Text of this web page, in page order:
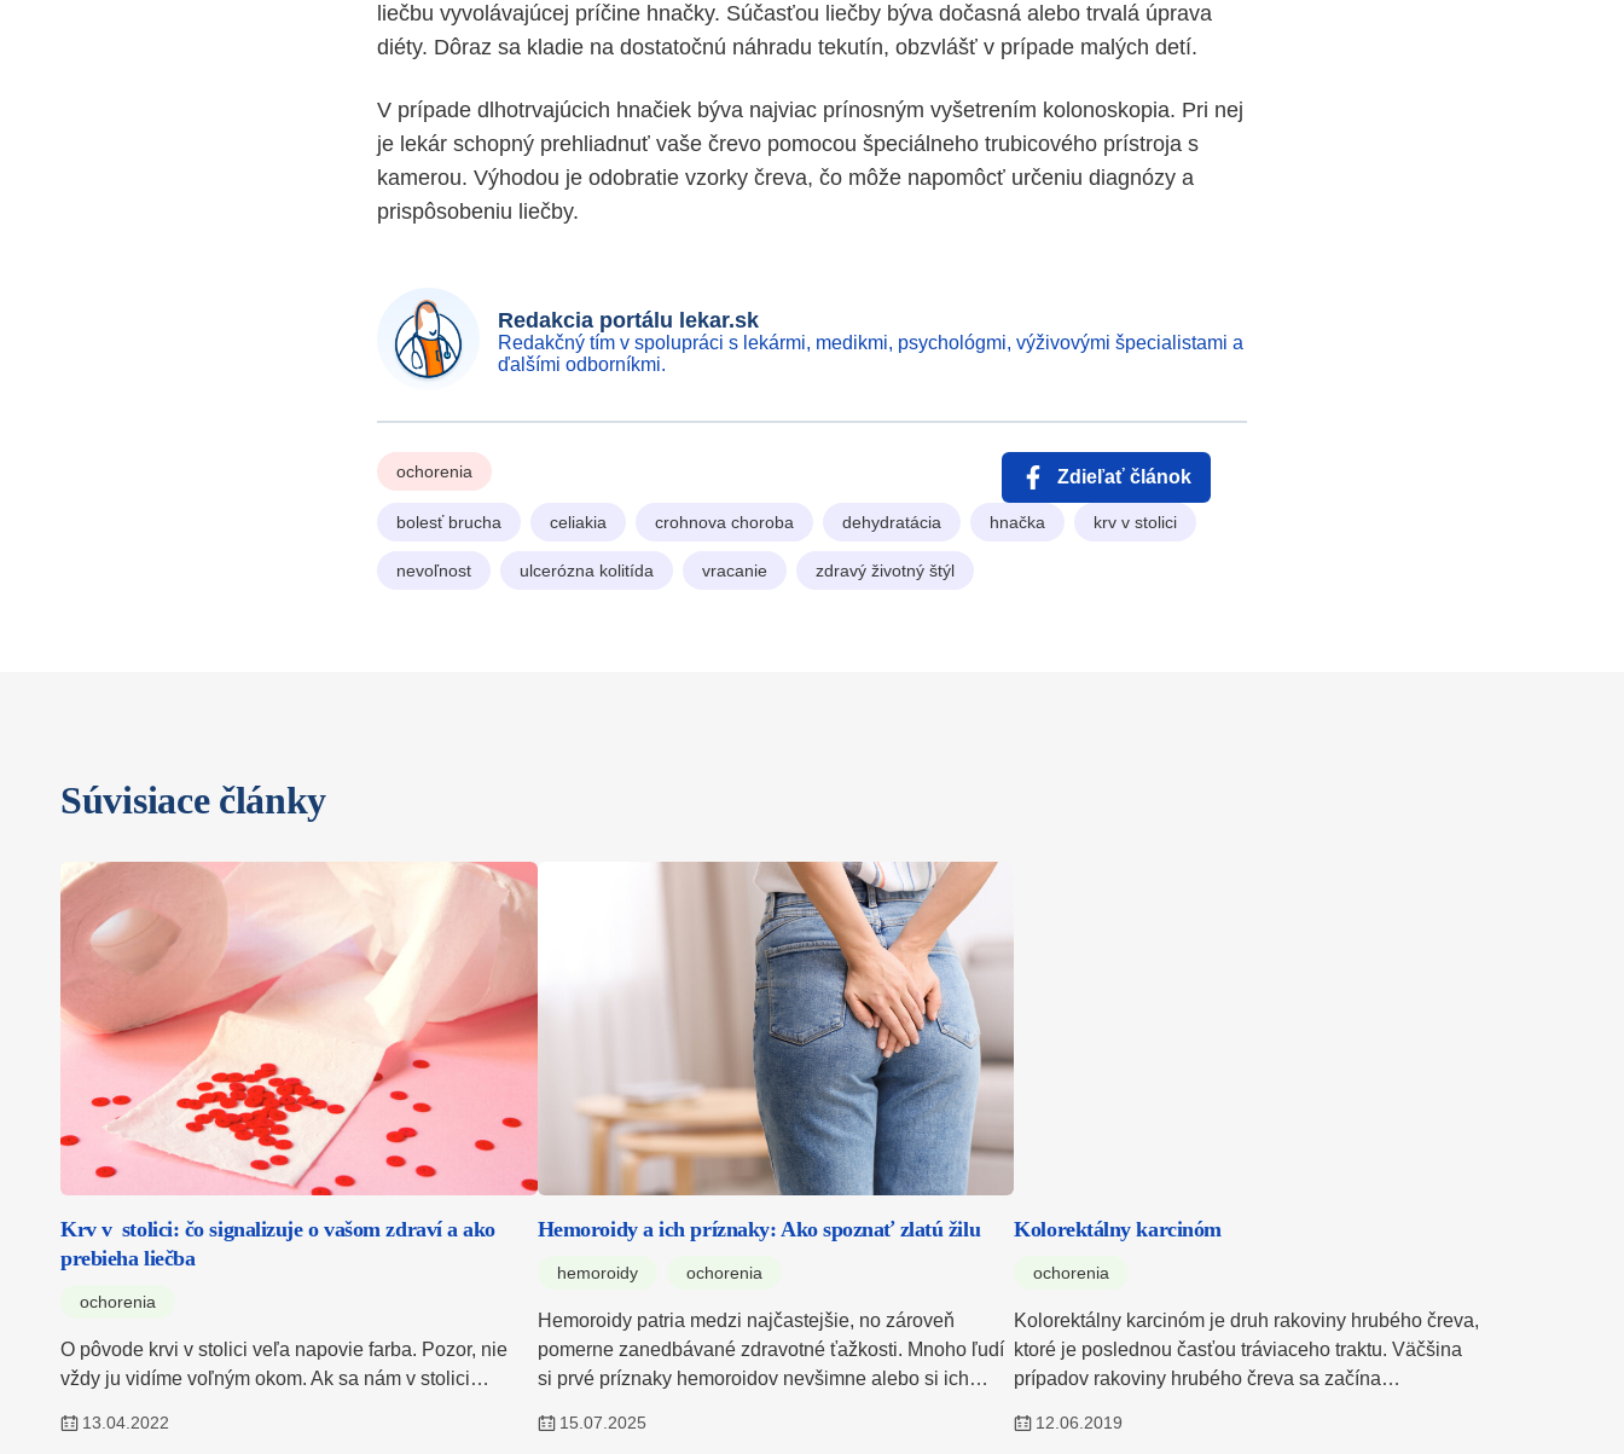
liečbu vyvolávajúcej príčine hnačky. Súčasťou liečby býva dočasná alebo trvalá úprava
diéty. Dôraz sa kladie na dostatočnú náhradu tekutín, obzvlášť v prípade malých detí.
V prípade dlhotrvajúcich hnačiek býva najviac prínosným vyšetrením kolonoskopia. Pri nej
je lekár schopný prehliadnuť vaše črevo pomocou špeciálneho trubicového prístroja s
kamerou. Výhodou je odobratie vzorky čreva, čo môže napomôcť určeniu diagnózy a
prispôsobeniu liečby.
Redakcia portálu lekar.sk
Redakčný tím v spolupráci s lekármi, medikmi, psychológmi, výživovými špecialistami a
ďalšími odborníkmi.
ochorenia Zdieľať článok
bolesť brucha celiakia crohnova choroba dehydratácia hnačka krv v stolici
nevoľnost ulcerózna kolitída vracanie zdravý životný štýl
Súvisiace články
Krv v stolici: čo signalizuje o vašom zdraví a ako
prebieha liečba
ochorenia
O pôvode krvi v stolici veľa napovie farba. Pozor, nie
vždy ju vidíme voľným okom. Ak sa nám v stolici…
13.04.2022
Hemoroidy a ich príznaky: Ako spoznať zlatú žilu
hemoroidy ochorenia
Hemoroidy patria medzi najčastejšie, no zároveň
pomerne zanedbávané zdravotné ťažkosti. Mnoho ľudí
si prvé príznaky hemoroidov nevšimne alebo si ich…
15.07.2025
Kolorektálny karcinóm
ochorenia
Kolorektálny karcinóm je druh rakoviny hrubého čreva,
ktoré je poslednou časťou tráviaceho traktu. Väčšina
prípadov rakoviny hrubého čreva sa začína…
12.06.2019